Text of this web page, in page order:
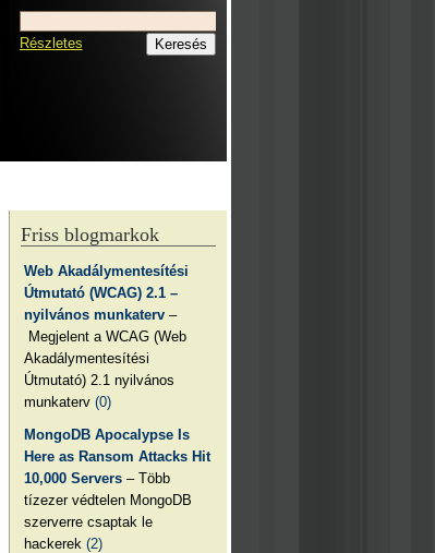
Részletes
Friss blogmarkok
Web Akadálymentesítési
Útmutató (WCAG) 2.1 –
nyilvános munkaterv –
Megjelent a WCAG (Web
Akadálymentesítési
Útmutató) 2.1 nyilvános
munkaterv(0)
MongoDB Apocalypse Is
Here as Ransom Attacks Hit
10,000 Servers – Több
tízezer védtelen MongoDB
szerverre csaptak le
hackerek(2)